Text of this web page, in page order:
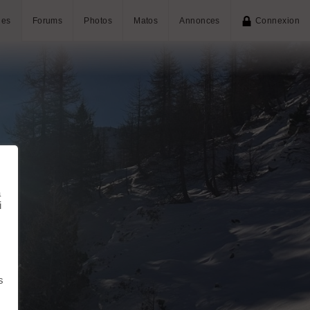
Forums Photos Matos Annonces Connexion